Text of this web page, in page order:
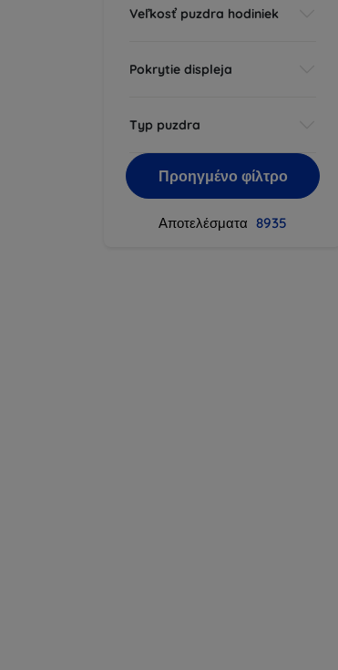
Veľkosť puzdra hodiniek
Pokrytie displeja
Typ puzdra
Προηγμένο φίλτρο
Αποτελέσματα 8935